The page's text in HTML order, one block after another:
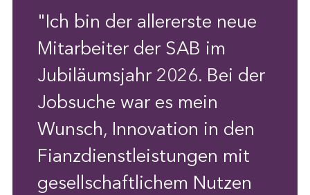
"Ich bin der allererste neue
Mitarbeiter der SAB im
Jubiläumsjahr 2026. Bei der
Jobsuche war es mein
Wunsch, Innovation in den
Fianzdienstleistungen mit
gesellschaftlichem Nutzen